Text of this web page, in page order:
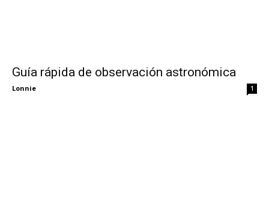
Guía rápida de observación astronómica
Lonnie 1